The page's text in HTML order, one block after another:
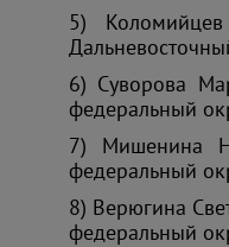
5)
6) Суворова
федеральный
7) Мишенина
федеральный
8) Верюгина
федеральный